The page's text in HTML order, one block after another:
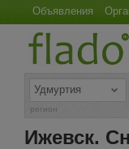
Объявления
регион
Ижевск.